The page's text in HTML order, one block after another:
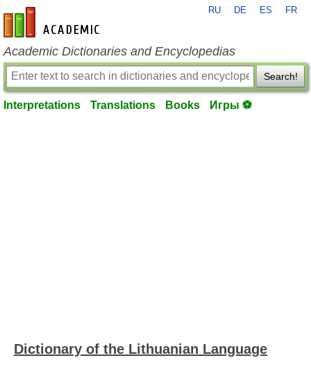
en-academic.com
RU DE ES FR
Academic Dictionaries and Encyclopedias
Search!
Interpretations Translations Books Игры ⚽
Dictionary of the Lithuanian Language